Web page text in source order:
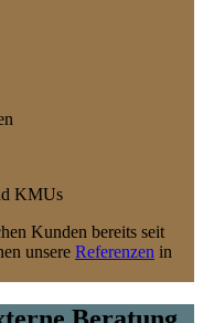
KMUs
Kunden bereits seit
unsere Referenzen in